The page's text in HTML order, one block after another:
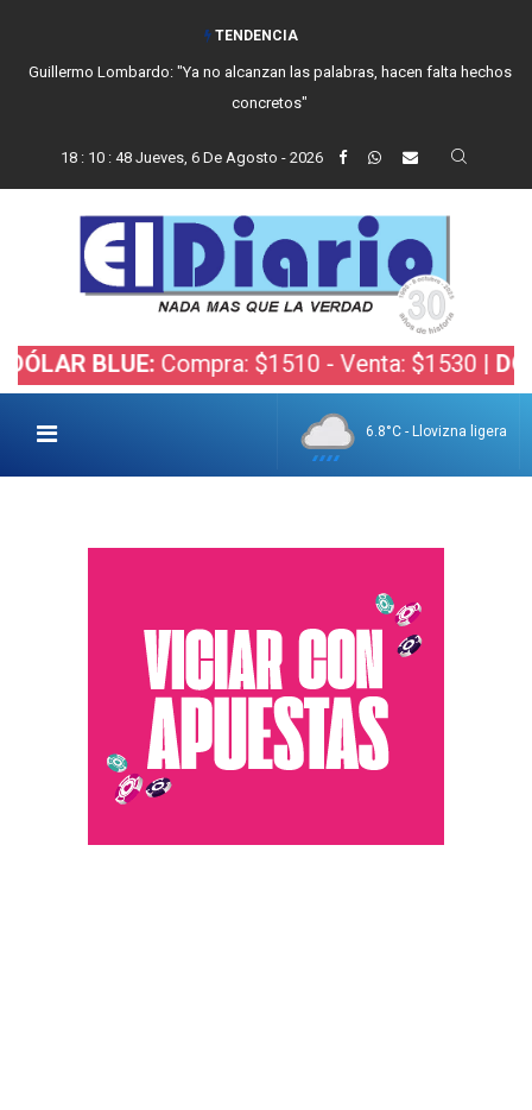
TENDENCIA
Guillermo Lombardo: "Ya no alcanzan las palabras, hacen falta hechos
concretos"
18: 10: 49 Jueves, 6 De Agosto - 2026
BLUE:Compra: $1510 - Venta: $1530 |DÓLAR
6.8°C - Llovizna ligera